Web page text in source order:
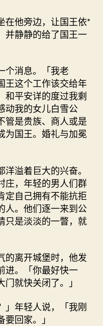
在他旁边，让国王依*
并静静的给了国王一
个消息。「我老
王这个工作该交给年
和平安详的度过我剩
动我的女儿白雪公
管是贵族、商人或是
为国王。婚礼与加冕
溢着巨大的兴奋。
庄，年轻的男人们群
定自己拥有不能抗拒
人。他们逐一来到公
只是淡淡的一瞥，就
的离开城堡时，他发
进。「你最好快一
就快关闭了。」
」年轻人说，「我刚
回家。」